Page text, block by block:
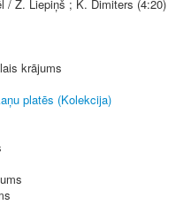
/ Z. Liepiņš ; K. Dimiters (4:20)
krājums
platēs (Kolekcija)